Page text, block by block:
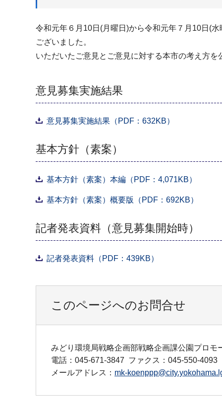
令和元年６月10日(月曜日)から令和元年７月10日(
ございました。
いただいたご意見とご意見に対する本市の考え方を
意見募集実施結果
意見募集実施結果（PDF：632KB）
基本方針（素案）
基本方針（素案）本編（PDF：4,071KB）
基本方針（素案）概要版（PDF：692KB）
記者発表資料（意見募集開始時）
記者発表資料（PDF：439KB）
このページへのお問合せ
みどり環境局戦略企画部戦略企画課公園プロモ
電話：045-671-3847 ファクス：045-550-4093
メールアドレス： mk-